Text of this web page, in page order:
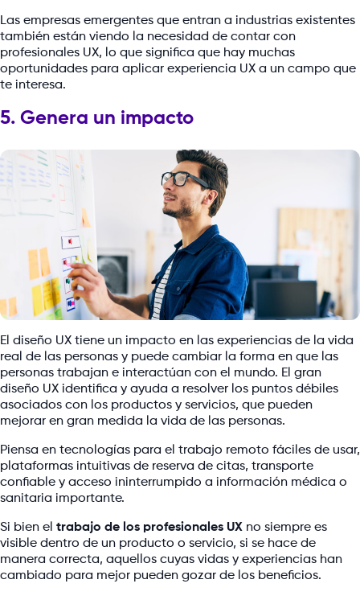
Las empresas emergentes que entran a industrias existentes
también están viendo la necesidad de contar con
profesionales UX, lo que significa que hay muchas
oportunidades para aplicar experiencia UX a un campo que
te interesa.
5. Genera un impacto
El diseño UX tiene un impacto en las experiencias de la vida
real de las personas y puede cambiar la forma en que las
personas trabajan e interactúan con el mundo. El gran
diseño UX identifica y ayuda a resolver los puntos débiles
asociados con los productos y servicios, que pueden
mejorar en gran medida la vida de las personas.
Piensa en tecnologías para el trabajo remoto fáciles de usar,
plataformas intuitivas de reserva de citas, transporte
confiable y acceso ininterrumpido a información médica o
sanitaria importante.
Si bien el trabajo de los profesionales UX no siempre es
visible dentro de un producto o servicio, si se hace de
manera correcta, aquellos cuyas vidas y experiencias han
cambiado para mejor pueden gozar de los beneficios.